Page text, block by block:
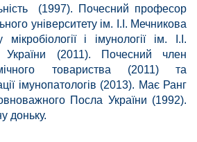
(1997). Почесний професор
університету ім. І.І. Мечникова
і імунології ім. І.І.
(2011). Почесний член
товариства (2011) та
імунопатологів (2013). Має Ранг
Посла України (1992).
доньку.